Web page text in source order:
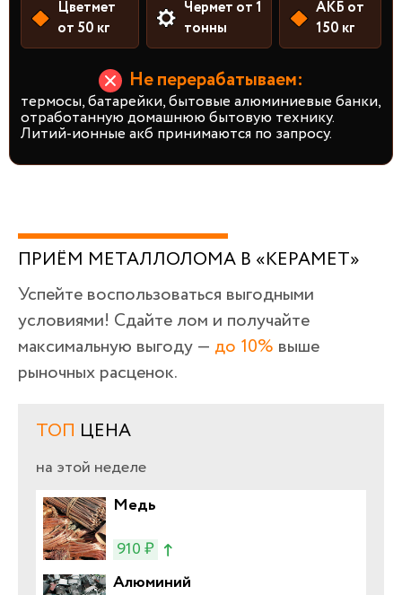
Цветмет
от 50 кг
Чермет от 1
тонны
АКБ от
150 кг
Не перерабатываем:
термосы, батарейки, бытовые алюминиевые банки,
отработанную домашнюю бытовую технику.
Литий-ионные акб принимаются по запросу.
ПРИЁМ МЕТАЛЛОЛОМА В «КЕРАМЕТ»
Успейте воспользоваться выгодными
условиями! Сдайте лом и получайте
максимальную выгоду — до 10% выше
рыночных расценок.
ТОП ЦЕНА
на этой неделе
Медь
910 ₽
Алюминий